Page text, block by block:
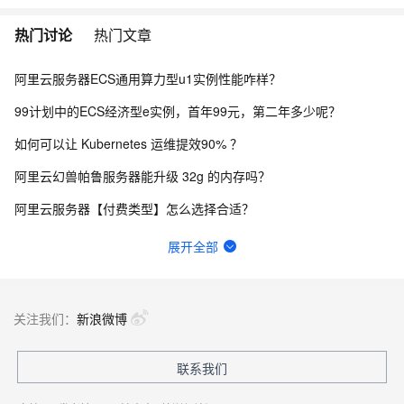
热门讨论 热门文章
阿里云服务器ECS通用算力型u1实例性能咋样？
99计划中的ECS经济型e实例，首年99元，第二年多少呢？
如何可以让 Kubernetes 运维提效90% ？
阿里云幻兽帕鲁服务器能升级 32g 的内存吗？
阿里云服务器【付费类型】怎么选择合适？
轻量应用服务器与云服务器ECS有什么区别？
实验室的入口在哪啊，网页每个地方我都点了就是没找到入口QAQ
轻量应用服务器如何备份网站和数据库？
展开全部
关注我们： 新浪微博
联系我们